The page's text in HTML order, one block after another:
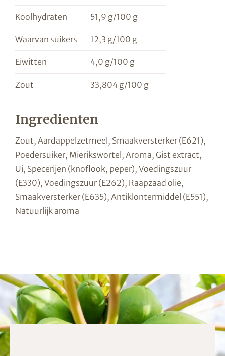
Koolhydraten 51,9 g/100 g
Waarvan suikers 12,3 g/100 g
Eiwitten 4,0 g/100 g
Zout 33,804 g/100 g
Ingredienten
Zout, Aardappelzetmeel, Smaakversterker (E621),
Poedersuiker, Mierikswortel, Aroma, Gist extract,
Ui, Specerijen (knoflook, peper), Voedingszuur
(E330), Voedingszuur (E262), Raapzaad olie,
Smaakversterker (E635), Antiklontermiddel (E551),
Natuurlijk aroma